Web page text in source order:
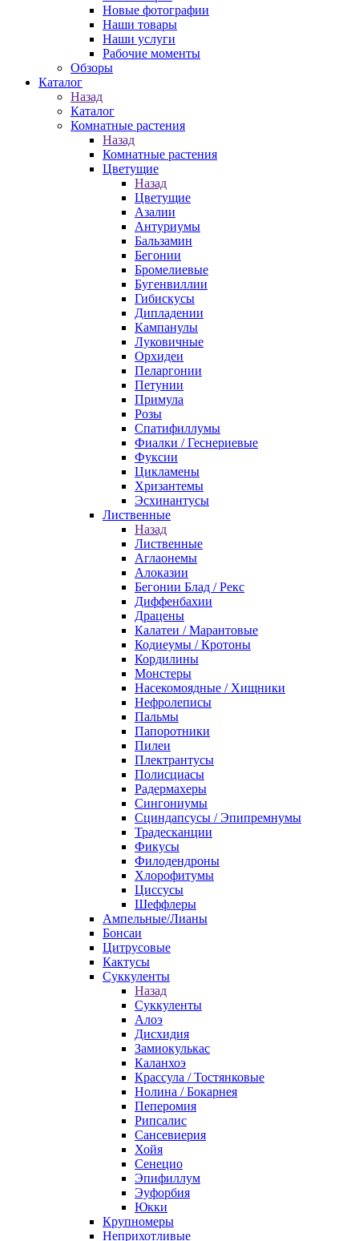
Новые фотографии
Наши товары
Наши услуги
Рабочие моменты
Обзоры
Каталог
Назад
Каталог
Комнатные растения
Назад
Комнатные растения
Цветущие
Назад
Цветущие
Азалии
Антуриумы
Бальзамин
Бегонии
Бромелиевые
Бугенвиллии
Гибискусы
Дипладении
Кампанулы
Луковичные
Орхидеи
Пеларгонии
Петунии
Примула
Розы
Спатифиллумы
Фиалки / Геснериевые
Фуксии
Цикламены
Хризантемы
Эсхинантусы
Лиственные
Назад
Лиственные
Аглаонемы
Алоказии
Бегонии Блад / Рекс
Диффенбахии
Драцены
Калатеи / Марантовые
Кодиеумы / Кротоны
Кордилины
Монстеры
Насекомоядные / Хищники
Нефролеписы
Пальмы
Папоротники
Пилеи
Плектрантусы
Полисциасы
Радермахеры
Сингониумы
Сциндапсусы / Эпипремнумы
Традесканции
Фикусы
Филодендроны
Хлорофитумы
Циссусы
Шеффлеры
Ампельные/Лианы
Бонсаи
Цитрусовые
Кактусы
Суккуленты
Назад
Суккуленты
Алоэ
Дисхидия
Замиокулькас
Каланхоэ
Крассула / Тостянковые
Нолина / Бокарнея
Пеперомия
Рипсалис
Сансевиерия
Хойя
Сенецио
Эпифиллум
Эуфорбия
Юкки
Крупномеры
Неприхотливые